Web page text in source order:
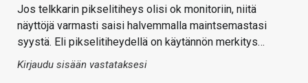
Jos telkkarin pikselitiheys olisi ok monitoriin, niitä
näyttöjä varmasti saisi halvemmalla maintsemastasi
syystä. Eli pikselitiheydellä on käytännön merkitys…
Kirjaudu sisään vastataksesi